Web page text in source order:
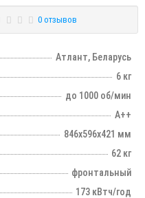
0 отзывов
Атлант, Беларусь
6 кг
до 1000 об/мин
А++
846х596х421 мм
62 кг
фронтальный
173 кВтч/год